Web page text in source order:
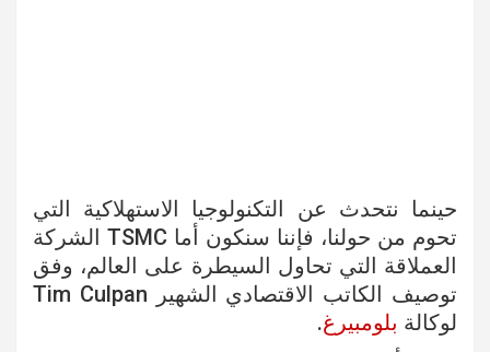
حينما نتحدث عن التكنولوجيا الاستهلاكية التي
تحوم من حولنا، فإننا سنكون أما TSMC الشركة
العملاقة التي تحاول السيطرة على العالم، وفق
توصيف الكاتب الاقتصادي الشهير Tim Culpan
لوكالة بلومبيرغ.